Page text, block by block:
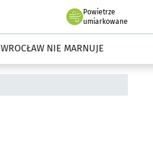
Powietrze
we Wrocławiu
umiarkowane
WROCŁAW NIE MARNUJE